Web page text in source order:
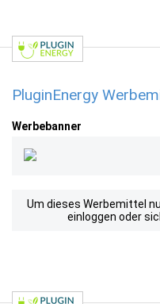
PluginEnergy
Werbebanner
Um dieses Werbemittel
einloggen oder